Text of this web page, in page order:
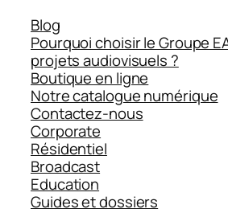
Blog
Pourquoi choisir le Groupe
projets audiovisuels ?
Boutique en ligne
Notre catalogue numérique
Contactez-nous
Corporate
Résidentiel
Broadcast
Education
Guides et dossiers